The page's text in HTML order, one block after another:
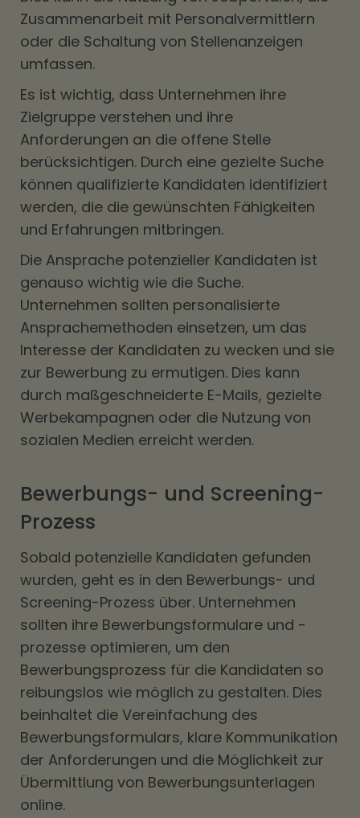
Zusammenarbeit mit Personalvermittlern
oder die Schaltung von Stellenanzeigen
umfassen.
Es ist wichtig, dass Unternehmen ihre
Zielgruppe verstehen und ihre
Anforderungen an die offene Stelle
berücksichtigen. Durch eine gezielte Suche
können qualifizierte Kandidaten identifiziert
werden, die die gewünschten Fähigkeiten
und Erfahrungen mitbringen.
Die Ansprache potenzieller Kandidaten ist
genauso wichtig wie die Suche.
Unternehmen sollten personalisierte
Ansprachemethoden einsetzen, um das
Interesse der Kandidaten zu wecken und sie
zur Bewerbung zu ermutigen. Dies kann
durch maßgeschneiderte E-Mails, gezielte
Werbekampagnen oder die Nutzung von
sozialen Medien erreicht werden.
Bewerbungs- und Screening-
Prozess
Sobald potenzielle Kandidaten gefunden
wurden, geht es in den Bewerbungs- und
Screening-Prozess über. Unternehmen
sollten ihre Bewerbungsformulare und -
prozesse optimieren, um den
Bewerbungsprozess für die Kandidaten so
reibungslos wie möglich zu gestalten. Dies
beinhaltet die Vereinfachung des
Bewerbungsformulars, klare Kommunikation
der Anforderungen und die Möglichkeit zur
Übermittlung von Bewerbungsunterlagen
online.